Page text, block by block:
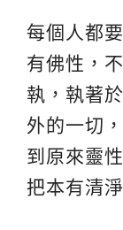
每個人都
有佛性，
執，執著
外的一切
到原來靈
把本有清